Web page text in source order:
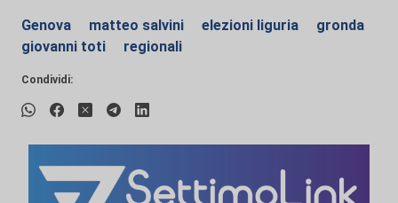
Genova matteo salvini elezioni liguria
gronda
giovanni toti
regionali
Condividi: